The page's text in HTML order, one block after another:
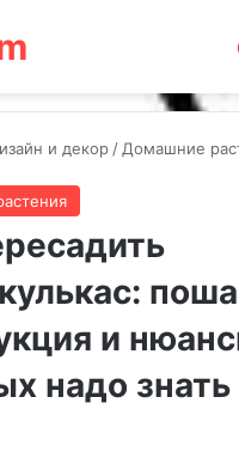
и декор / Домашние
и
надо знать